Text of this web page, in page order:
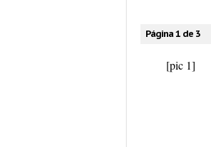
Página 1 de 3
[pic 1]